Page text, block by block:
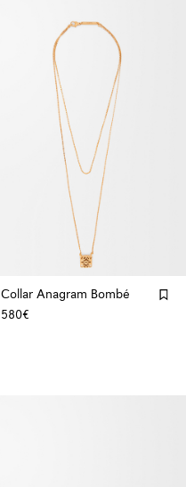
Collar Anagram Bombé
580€